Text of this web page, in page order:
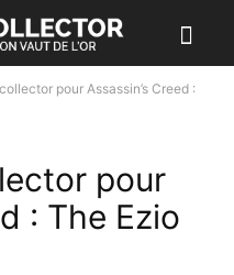
pour Assassin’s Creed :
pour
: The Ezio